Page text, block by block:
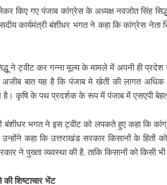
किए गए पंजाब कांग्रेस के अध्यक्ष नवजोत सिंह
कार्यमंत्री बंशीधर भगत ने कहा कि कांग्रेस
ने ट्वीट कर गन्ना मूल्य के मामले में अपनी ही प्रदेश
बात यह है कि पंजाब मे खेती की लागत अधिक
कृषि के पथ प्रदर्शक के रूप में पंजाब में एसएपी बेहतर
बंशीधर भगत ने इस ट्वीट को लपकते हुए कहा कि
उन्होंने कहा कि उत्तराखंड सरकार किसानों के
ने पुख्ता व्यवस्था की है, ताकि किसानों को किसी
शिष्टाचार भेंट